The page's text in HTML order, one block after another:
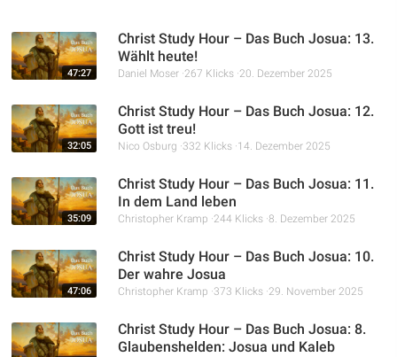
47:27
Christ Study Hour – Das Buch Josua: 13.
Wählt heute!
Daniel Moser 267 Klicks 20. Dezember 2025
32:05
Christ Study Hour – Das Buch Josua: 12.
Gott ist treu!
Nico Osburg 332 Klicks 14. Dezember 2025
35:09
Christ Study Hour – Das Buch Josua: 11.
In dem Land leben
Christopher Kramp 244 Klicks 8. Dezember 2025
47:06
Christ Study Hour – Das Buch Josua: 10.
Der wahre Josua
Christopher Kramp 373 Klicks 29. November 2025
Christ Study Hour – Das Buch Josua: 8.
Glaubenshelden: Josua und Kaleb